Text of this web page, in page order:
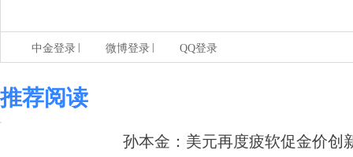
中金登录 微博登录 QQ登录
推荐阅读
孙本金：美元再度疲软促金价创